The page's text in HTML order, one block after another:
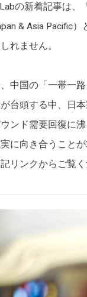
の新着記事は、
& Asia Pacific
れません。
中国の「一帯一
が台頭する中、日
ンド需要回復に
に向き合うことが
記リンクからご覧く